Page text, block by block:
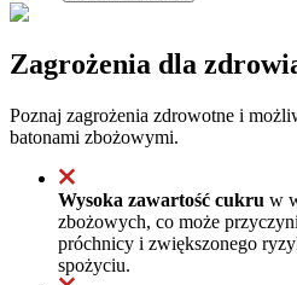
Zagrożenia dla
Poznaj zagrożenia zdrowotne i
batonami zbożowymi.
Wysoka zawartość cukru w
zbożowych, co może
próchnicy i zwiększonego
spożyciu.